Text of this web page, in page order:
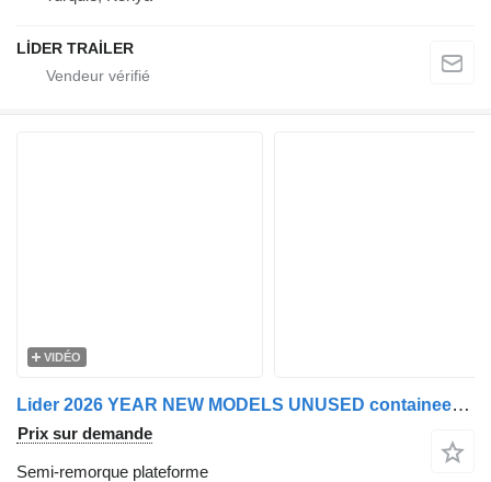
LİDER TRAİLER
VIDÉO
Lider 2026 YEAR NEW MODELS UNUSED containeer flatbed
Prix sur demande
Semi-remorque plateforme